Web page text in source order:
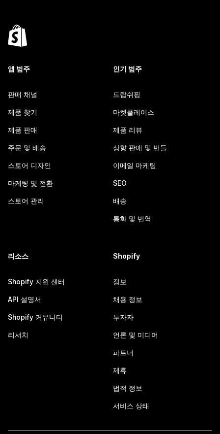
앱 범주
판매 채널
제품 찾기
제품 판매
주문 및 배송
스토어 디자인
마케팅 및 전환
스토어 관리
인기 범주
드랍쉬핑
마켓플레이스
제품 리뷰
상향 판매 및 번들
이메일 마케팅
SEO
배송
통화 및 번역
리소스
Shopify 지원 센터
API 설명서
Shopify 커뮤니티
리서치
Shopify
정보
채용 정보
투자자
언론 및 미디어
파트너
제휴
법적 정보
서비스 상태